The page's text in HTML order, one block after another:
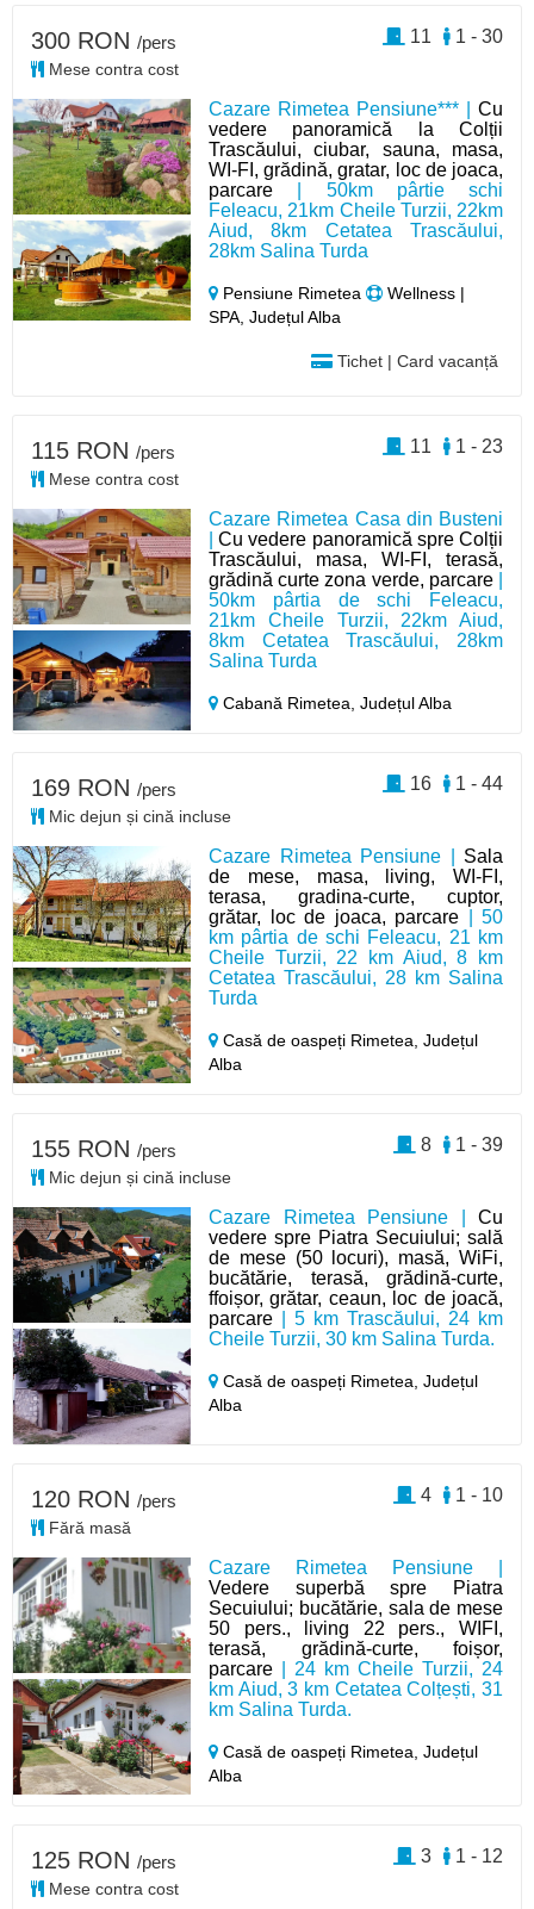
Cazare Rimetea Pensiune*** | Cu
vedere panoramică la Colții
Trascăului, ciubar, sauna, masa,
WI-FI, grădină, gratar, loc de joaca,
parcare | 50km pârtie schi
Feleacu, 21km Cheile Turzii, 22km
Aiud, 8km Cetatea Trascăului,
28km Salina Turda
Pensiune Rimetea
Wellness |
SPA, Județul Alba
Tichet | Card vacanță
300 RON /pers
Mese contra cost
1 - 30
11
Cazare Rimetea Casa din Busteni
|Cu vedere panoramică spre Colții
Trascăului, masa, WI-FI, terasă,
grădină curte zona verde, parcare|
50km pârtia de schi Feleacu,
21km Cheile Turzii, 22km Aiud,
8km Cetatea Trascăului, 28km
Salina Turda
Cabană Rimetea,Județul Alba
115 RON /pers
Mese contra cost
1 - 23
11
Cazare Rimetea Pensiune | Sala
de mese, masa, living, WI-FI,
terasa, gradina-curte, cuptor,
grătar, loc de joaca, parcare | 50
km pârtia de schi Feleacu, 21 km
Cheile Turzii, 22 km Aiud, 8 km
Cetatea Trascăului, 28 km Salina
Turda
Casă de oaspeți Rimetea,Județul
Alba
169 RON /pers
Mic dejun și cină incluse
1 - 44
16
Cazare Rimetea Pensiune | Cu
vedere spre Piatra Secuiului; sală
de mese (50 locuri), masă, WiFi,
bucătărie, terasă, grădină-curte,
ffoișor, grătar, ceaun, loc de joacă,
parcare | 5 km Trascăului, 24 km
Cheile Turzii, 30 km Salina Turda.
Casă de oaspeți Rimetea,Județul
Alba
155 RON /pers
Mic dejun și cină incluse
1 - 39
8
Cazare Rimetea Pensiune |
Vedere superbă spre Piatra
Secuiului; bucătărie, sala de mese
50 pers., living 22 pers., WIFI,
terasă, grădină-curte, foișor,
parcare | 24 km Cheile Turzii, 24
km Aiud, 3 km Cetatea Colțești, 31
km Salina Turda.
Casă de oaspeți Rimetea,Județul
Alba
120 RON /pers
Fără masă
1 - 10
4
125 RON /pers
Mese contra cost
1 - 12
3